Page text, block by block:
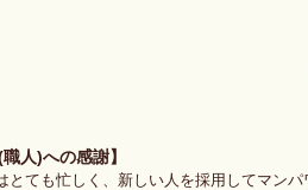
職人)への感謝】
とても忙しく、新しい人を採用してマン